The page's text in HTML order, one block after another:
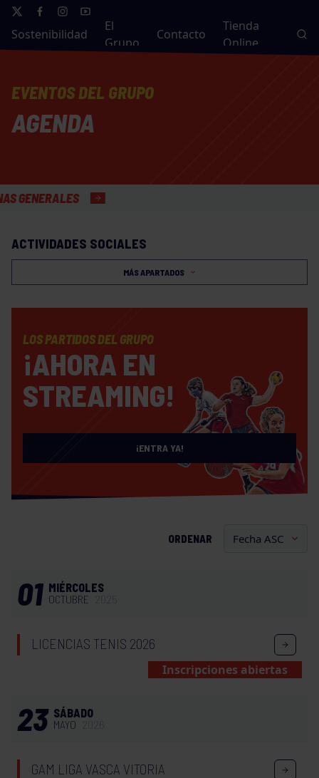
Sostenibilidad
El
Grupo
Contacto
Tienda
Online
EVENTOS DEL GRUPO
AGENDA
ACTIVIDADES SOCIALES
MÁS APARTADOS
LOS PARTIDOS DEL GRUPO
¡AHORA EN
STREAMING!
¡ENTRA YA!
ORDENAR
01 MIÉRCOLES
OCTUBRE
LICENCIAS TENIS 2026
Inscripciones abiertas
23 SÁBADO
MAYO
GAM LIGA VASCA VITORIA